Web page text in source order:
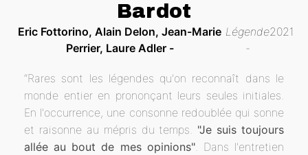
Bardot
Eric Fottorino, Alain Delon, Jean-Marie
Perrier, Laure Adler
Légende2021
“Rares sont les légendes qu'on reconnaît dans le
monde entier en prononçant leurs seules initiales.
En l'occurrence, une consonne redoublée qui sonne
et raisonne au mépris du temps. "Je suis toujours
allée au bout de mes opinions". Dans l'entretien